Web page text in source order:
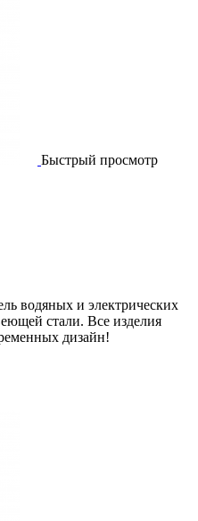
Быстрый просмотр
водяных и электрических
стали. Все изделия
дизайн!